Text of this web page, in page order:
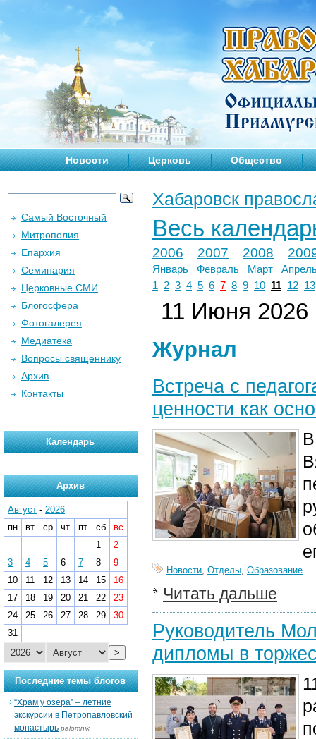
Новости Церковь Общество
Хабаровск
Весь
2006 2007 2008
Январь Февраль Март
1
2 3 4 5 6 7 8 9 10 11 12 13
11 Июня 2026
Журнал
Встреча с
ценности как
Новости, Отделы, Образование
Читать дальше
Руководитель
дипломы в
Самый Восточный
Митрополия
Епархия
Семинария
Церковные СМИ
Блогосфера
Фотогалерея
Медиатека
Вопросы священнику
Архив
Контакты
Календарь
Архив
Август - 2026
пн
вт ср чт пт сб
вс
1
2
3
4 5 6 7 8
9
10
11 12 13 14 15
16
17
18 19 20 21 22
23
24
25 26 27 28 29
30
31
>
Последние темы блогов
“Храм у озера” – летние
экскурсии в Петропавловский
монастырь palomnik